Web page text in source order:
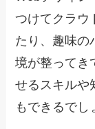
つけてクラウ
たり、趣味の
境が整ってき
せるスキルや
もできるでし